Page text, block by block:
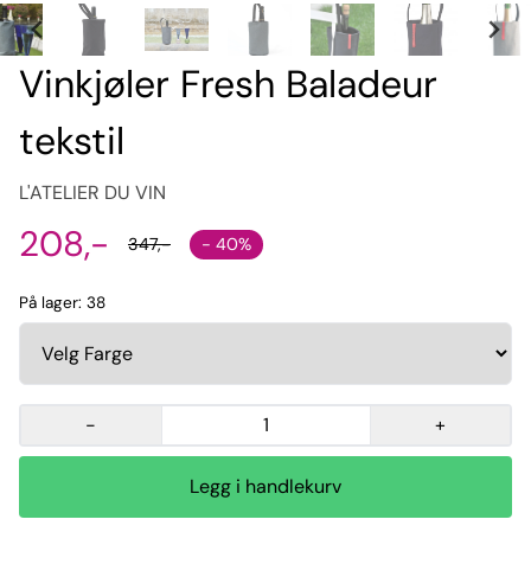
Vinkjøler Fresh Baladeur
tekstil
L'ATELIER DU VIN
208,- 347,- - 40%
På lager: 38
- +